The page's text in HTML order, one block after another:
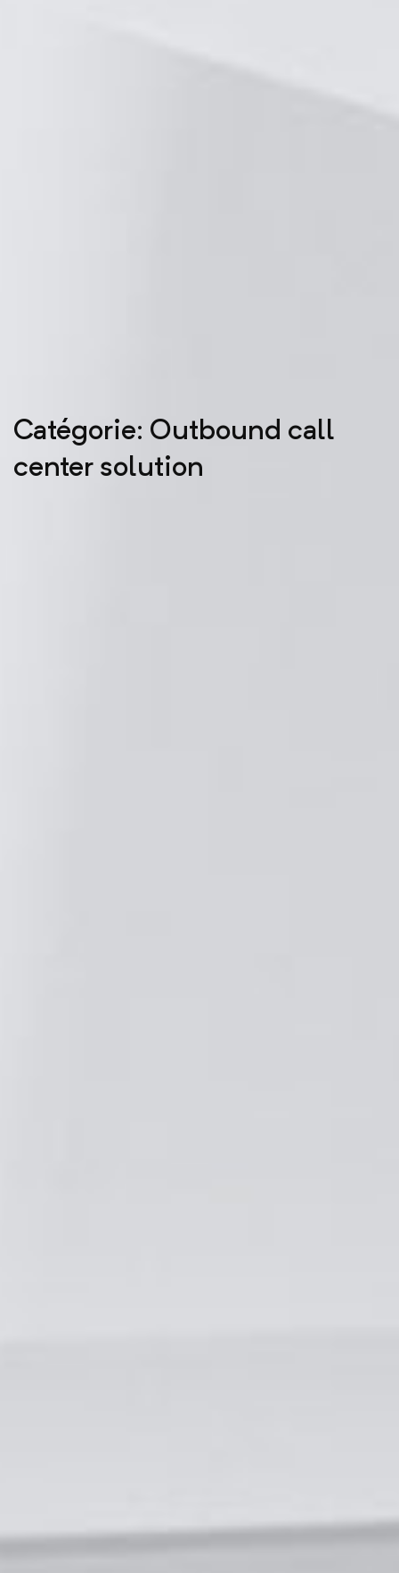
Catégorie: Outbound call
center solution